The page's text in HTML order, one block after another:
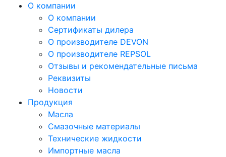
О компании
О компании
Сертификаты дилера
О производителе DEVON
О производителе REPSOL
Отзывы и рекомендательные письма
Реквизиты
Новости
Продукция
Масла
Смазочные материалы
Технические жидкости
Импортные масла